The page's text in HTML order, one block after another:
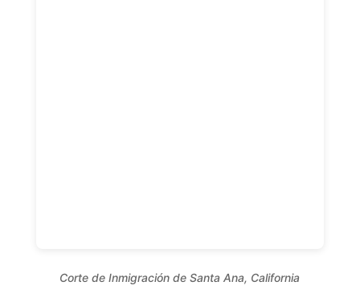
Corte de Inmigración de Santa Ana, California